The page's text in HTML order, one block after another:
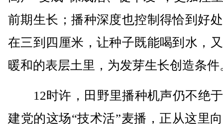
前期生长；播种深度也控制得恰到好
在三到四厘米，让种子既能喝到水，
暖和的表层土里，为发芽生长创造条件
12时许，田野里播种机声仍不绝
建党的这场“技术活”麦播，正从这里